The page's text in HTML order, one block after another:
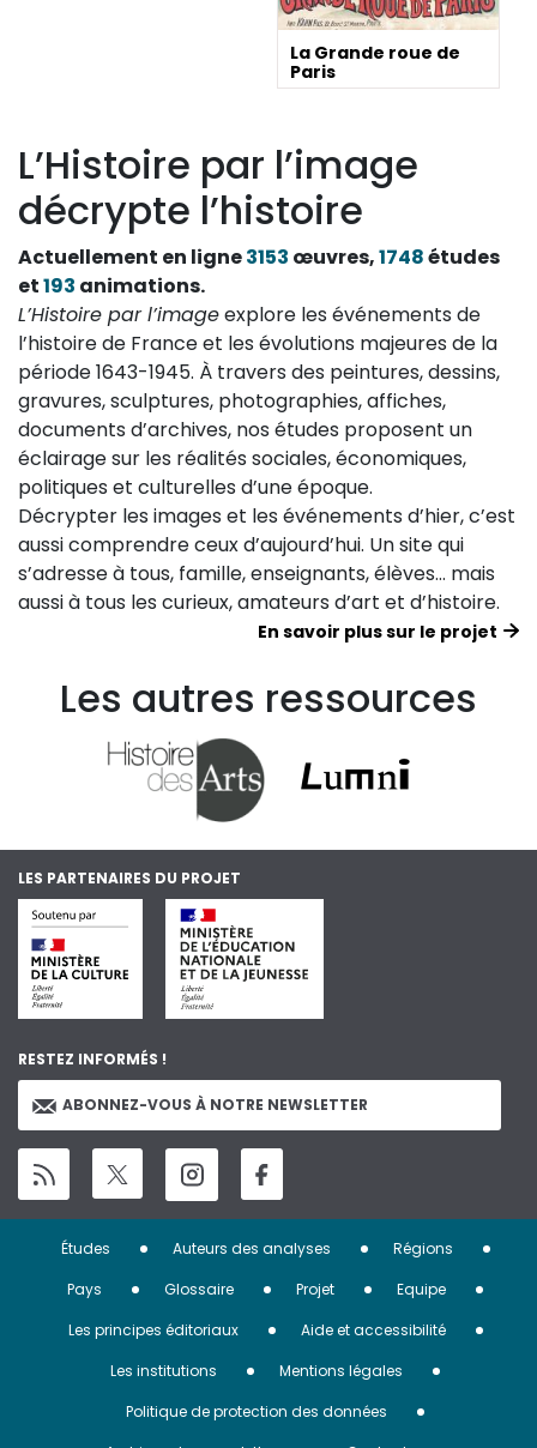
La Grande roue de
Paris
L’Histoire par l’image
décrypte l’histoire
Actuellement en ligne3153 œuvres,1748études
et193 animations.
L’Histoire par l’imageexplore les événements de
l’histoire de France et les évolutions majeures de la
période 1643-1945. À travers des peintures, dessins,
gravures, sculptures, photographies, affiches,
documents d’archives, nos études proposent un
éclairage sur les réalités sociales, économiques,
politiques et culturelles d’une époque.
Décrypter les images et les événements d’hier, c’est
aussi comprendre ceux d’aujourd’hui. Un site qui
s’adresse à tous, famille, enseignants, élèves… mais
aussi à tous les curieux, amateurs d’art et d’histoire.
En savoir plus sur le projet
Les autres ressources
LES PARTENAIRES DU PROJET
RESTEZ INFORMÉS !
ABONNEZ-VOUS À NOTRE NEWSLETTER
Menu
Pied
page
Études Auteurs des analyses
Régions
Pays
Glossaire Projet
Equipe
Les principes éditoriaux
Aide et accessibilité
Les institutions
Mentions légales
Politique de protection des données